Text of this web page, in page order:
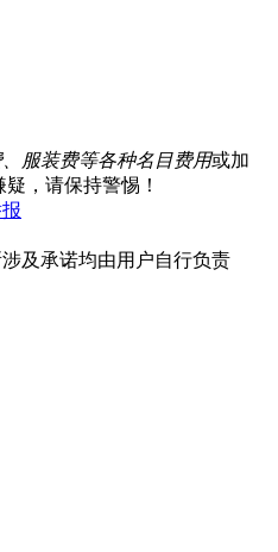
服装费等各种名目费用或加
，请保持警惕！
及承诺均由用户自行负责